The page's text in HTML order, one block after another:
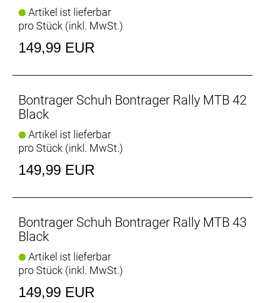
Artikel ist lieferbar
pro Stück (inkl. MwSt.)
149,99 EUR
Bontrager Schuh Bontrager Rally MTB 42
Black
Artikel ist lieferbar
pro Stück (inkl. MwSt.)
149,99 EUR
Bontrager Schuh Bontrager Rally MTB 43
Black
Artikel ist lieferbar
pro Stück (inkl. MwSt.)
149,99 EUR